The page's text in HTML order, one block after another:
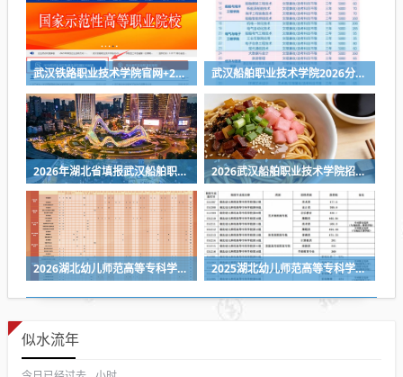
武汉铁路职业技术学院官网+2026招生录取结果查询入口 武汉船舶职业技术学院2026分专业招生计划表（招生人数+学费）
2026年湖北省填报武汉船舶职业技术学院志愿指南（第二阶段） 2026武汉船舶职业技术学院招生常见问答
2026湖北幼儿师范高等专科学校招生计划 2025湖北幼儿师范高等专科学校录取分数线
似水流年